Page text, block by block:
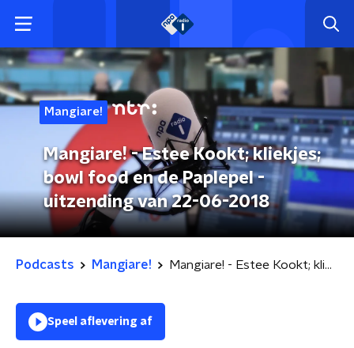
Mangiare!
Mangiare! - Estee Kookt; kliekjes;
bowl food en de Paplepel -
uitzending van 22-06-2018
Podcasts Mangiare! Mangiare! - Estee Kookt; kliekjes; bowl food en de Paplepel - uitzending van 22-06-2018
Speel aflevering af